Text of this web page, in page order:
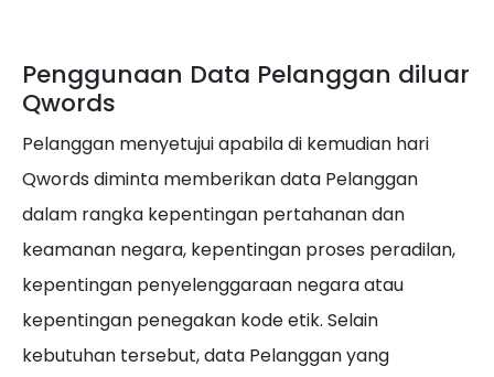
Penggunaan Data Pelanggan diluar
Qwords
Pelanggan menyetujui apabila di kemudian hari
Qwords diminta memberikan data Pelanggan
dalam rangka kepentingan pertahanan dan
keamanan negara, kepentingan proses peradilan,
kepentingan penyelenggaraan negara atau
kepentingan penegakan kode etik. Selain
kebutuhan tersebut, data Pelanggan yang